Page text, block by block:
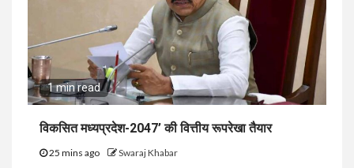
1 min read
विकसित मध्यप्रदेश-2047’ की वित्तीय रूपरेखा तैयार
25 mins ago Swaraj Khabar